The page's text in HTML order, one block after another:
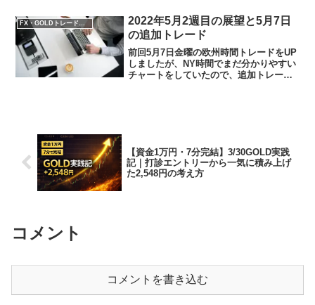
「たまたま勝った日」ではありま...
2022年5月2週目の展望と5月7日
の追加トレード
前回5月7日金曜の欧州時間トレードをUP
しましたが、NY時間でまだ分かりやすい
チャートをしていたので、追加トレード
【資金1万円・7分完結】3/30GOLD実践
記｜打診エントリーから一気に積み上げ
た2,548円の考え方
コメント
コメントを書き込む